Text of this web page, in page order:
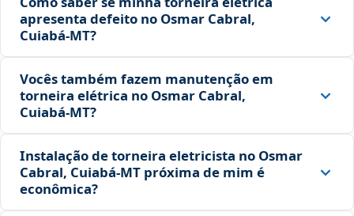
apresenta defeito no Osmar Cabral,
Cuiabá‑MT?
Vocês também fazem manutenção em
torneira elétrica no Osmar Cabral,
Cuiabá‑MT?
Instalação de torneira eletricista no Osmar
Cabral, Cuiabá‑MT próxima de mim é
econômica?